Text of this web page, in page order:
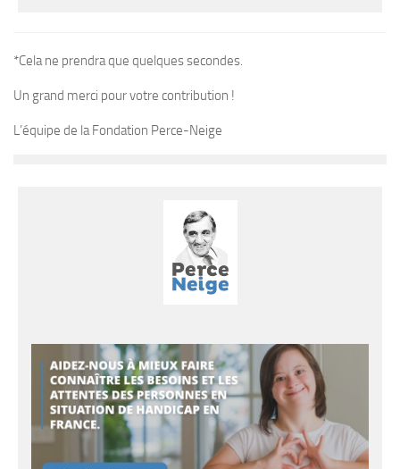
*Cela ne prendra que quelques secondes.
Un grand merci pour votre contribution !
L’équipe de la Fondation Perce-Neige